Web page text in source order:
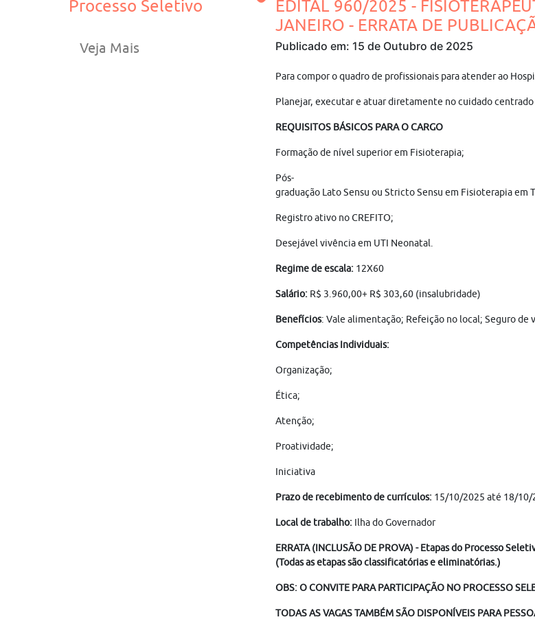
Processo Seletivo
Veja Mais
EDITAL 960/2025 -
JANEIRO - ERRATA DE
Publicado em: 15 de Outubro de 2025
Para compor o quadro de profissionais para atender ao
Planejar, executar e atuar diretamente no cuidado
REQUISITOS BÁSICOS PARA O CARGO
Formação de nível superior em Fisioterapia;
Pós-
graduação Lato Sensu ou Stricto Sensu em Fisioterapia
Registro ativo no CREFITO;
Desejável vivência em UTI Neonatal.
Regime de escala:12X60
Salário:R$ 3.960,00+ R$ 303,60 (insalubridade)
Benefícios: Vale alimentação; Refeição no local; Seguro
Competências Individuais:
Organização;
Ética;
Atenção;
Proatividade;
Iniciativa
Prazo de recebimento de currículos:15/10/2025 até 18/10/
Local de trabalho:Ilha do Governador
ERRATA (INCLUSÃO DE PROVA) - Etapas do Processo
(Todas as etapas são classificatórias e eliminatórias.)
OBS: O CONVITE PARA PARTICIPAÇÃO NO PROCESSO
TODAS AS VAGAS TAMBÉM SÃO DISPONÍVEIS PARA